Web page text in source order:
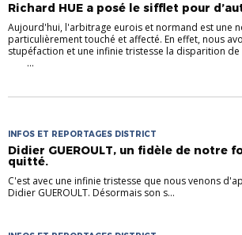
Richard HUE a posé le sifflet pour
Aujourd'hui, l'arbitrage eurois et normand est une
particulièrement touché et affecté. En effet, nous
stupéfaction et une infinie tristesse la
...
INFOS ET REPORTAGES DISTRICT
Didier GUEROULT, un fidèle de notre
quitté.
C'est avec une infinie tristesse que nous venons
Didier GUEROULT. Désormais son s...